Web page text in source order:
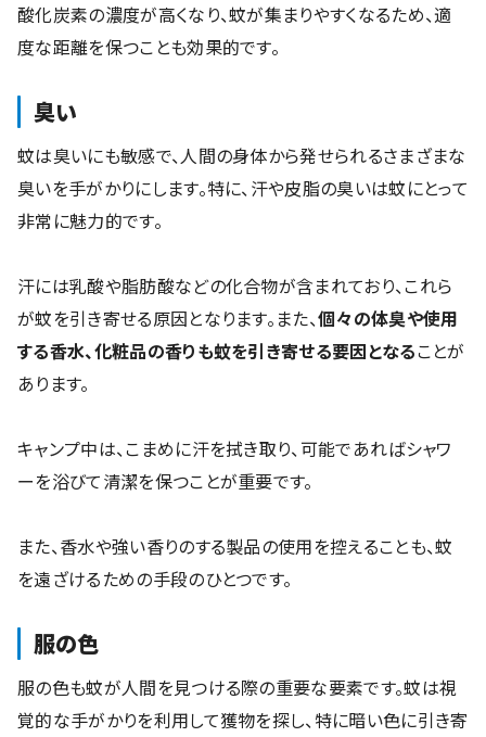
酸化炭素の濃度が高くなり、蚊が集まりやすくなるため、適
度な距離を保つことも効果的です。
臭い
蚊は臭いにも敏感で、人間の身体から発せられるさまざまな
臭いを手がかりにします。特に、汗や皮脂の臭いは蚊にとって
非常に魅力的です。
汗には乳酸や脂肪酸などの化合物が含まれており、これら
が蚊を引き寄せる原因となります。また、個々の体臭や使用
する香水、化粧品の香りも蚊を引き寄せる要因となることが
あります。
キャンプ中は、こまめに汗を拭き取り、可能であればシャワ
ーを浴びて清潔を保つことが重要です。
また、香水や強い香りのする製品の使用を控えることも、蚊
を遠ざけるための手段のひとつです。
服の色
服の色も蚊が人間を見つける際の重要な要素です。蚊は視
覚的な手がかりを利用して獲物を探し、特に暗い色に引き寄